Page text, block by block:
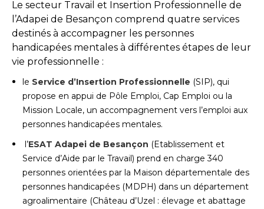
Le secteur Travail et Insertion Professionnelle de
l’Adapei de Besançon comprend quatre services
destinés à accompagner les personnes
handicapées mentales à différentes étapes de leur
vie professionnelle :
le Service d’Insertion Professionnelle (SIP), qui
propose en appui de Pôle Emploi, Cap Emploi ou la
Mission Locale, un accompagnement vers l’emploi aux
personnes handicapées mentales.
l’ESAT Adapei de Besançon (Etablissement et
Service d’Aide par le Travail) prend en charge 340
personnes orientées par la Maison départementale des
personnes handicapées (MDPH) dans un département
agroalimentaire (Château d’Uzel : élevage et abattage